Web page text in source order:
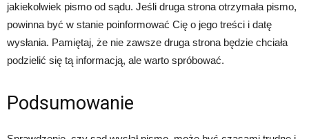
jakiekolwiek pismo od sądu. Jeśli druga strona otrzymała pismo,
powinna być w stanie poinformować Cię o jego treści i datę
wysłania. Pamiętaj, że nie zawsze druga strona będzie chciała
podzielić się tą informacją, ale warto spróbować.
Podsumowanie